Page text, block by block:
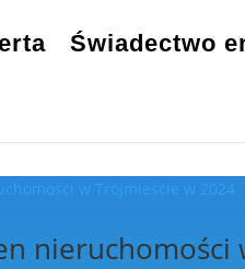
Świadectwo
nieruchomości